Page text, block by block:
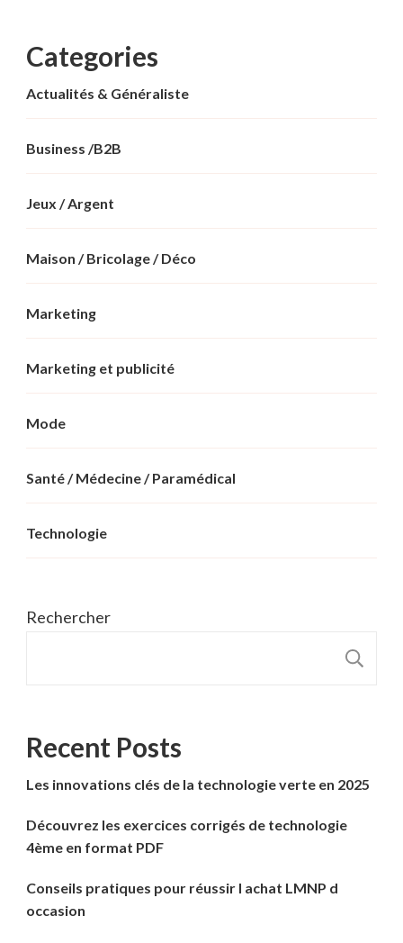
Categories
Actualités & Généraliste
Business /B2B
Jeux / Argent
Maison / Bricolage / Déco
Marketing
Marketing et publicité
Mode
Santé / Médecine / Paramédical
Technologie
Rechercher
Recent Posts
Les innovations clés de la technologie verte en 2025
Découvrez les exercices corrigés de technologie
4ème en format PDF
Conseils pratiques pour réussir l achat LMNP d
occasion